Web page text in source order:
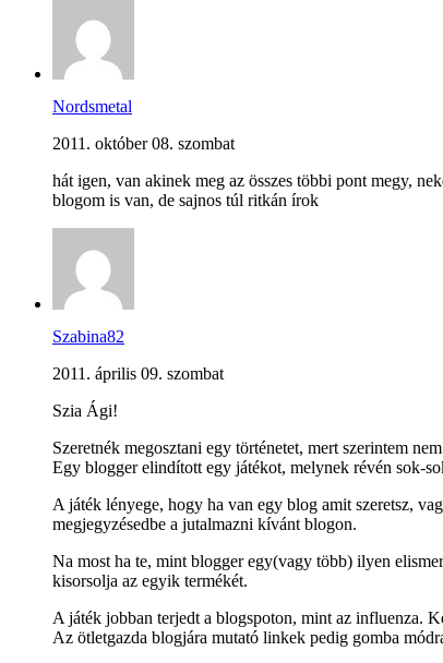
Nordsmetal
2011. október 08. szombat
hát igen, van akinek meg az összes többi pont megy,
blogom is van, de sajnos túl ritkán írok
Szabina82
2011. április 09. szombat
Szia Ági!
Szeretnék megosztani egy történetet, mert szerintem
Egy blogger elindított egy játékot, melynek révén sok-
A játék lényege, hogy ha van egy blog amit szeretsz,
megjegyzésedbe a jutalmazni kívánt blogon.
Na most ha te, mint blogger egy(vagy több) ilyen
kisorsolja az egyik termékét.
A játék jobban terjedt a blogspoton, mint az influenza.
Az ötletgazda blogjára mutató linkek pedig gomba